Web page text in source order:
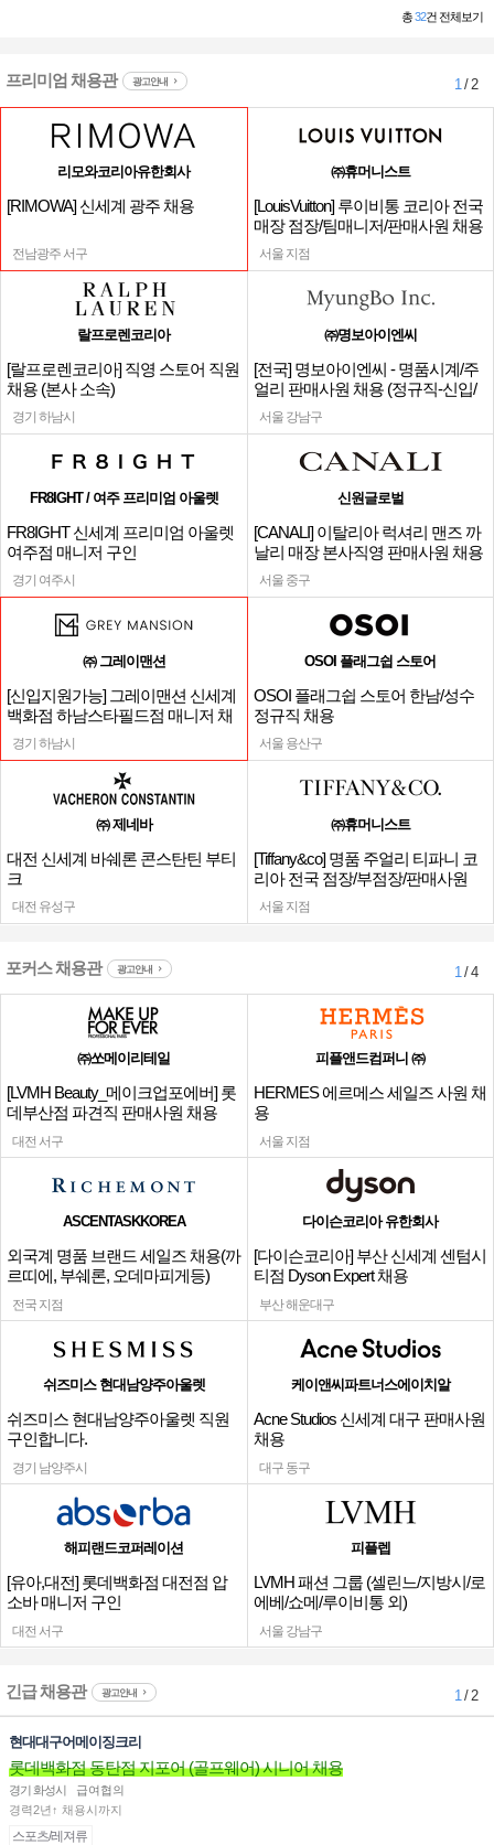
총32건 전체보기
프리미엄 채용관 광고안내 1/ 2
리모와코리아유한회사
[RIMOWA] 신세계 광주 채용
전남광주 서구
㈜휴머니스트
[LouisVuitton] 루이비통 코리아 전국
매장 점장/팀매니저/판매사원 채용
서울 지점
랄프로렌코리아
[랄프로렌코리아] 직영 스토어 직원
채용 (본사 소속)
경기 하남시
㈜명보아이엔씨
[전국] 명보아이엔씨 - 명품시계/주
얼리 판매사원 채용 (정규직-신입/
경력)
서울 강남구
FR8IGHT / 여주 프리미엄 아울렛
FR8IGHT 신세계 프리미엄 아울렛
여주점 매니저 구인
경기 여주시
신원글로벌
[CANALI] 이탈리아 럭셔리 맨즈 까
날리 매장 본사직영 판매사원 채용
서울 중구
㈜ 그레이맨션
[신입지원가능] 그레이맨션 신세계
백화점 하남스타필드점 매니저 채
용
경기 하남시
OSOI 플래그쉽 스토어
OSOI 플래그쉽 스토어 한남/성수
정규직 채용
서울 용산구
㈜ 제네바
대전 신세계 바쉐론 콘스탄틴 부티
크
대전 유성구
㈜휴머니스트
[Tiffany&co] 명품 주얼리 티파니 코
리아 전국 점장/부점장/판매사원
서울 지점
포커스 채용관 광고안내 1/ 4
㈜쏘메이리테일
[LVMH Beauty_메이크업포에버] 롯
데부산점 파견직 판매사원 채용
대전 서구
피플앤드컴퍼니 ㈜
HERMES 에르메스 세일즈 사원 채
용
서울 지점
ASCENTASKKOREA
외국계 명품 브랜드 세일즈 채용(까
르띠에, 부쉐론, 오데마피게등)
전국 지점
다이슨코리아 유한회사
[다이슨코리아] 부산 신세계 센텀시
티점 Dyson Expert 채용
부산 해운대구
쉬즈미스 현대남양주아울렛
쉬즈미스 현대남양주아울렛 직원
구인합니다.
경기 남양주시
케이앤씨파트너스에이치알
Acne Studios 신세계 대구 판매사원
채용
대구 동구
해피랜드코퍼레이션
[유아,대전] 롯데백화점 대전점 압
소바 매니저 구인
대전 서구
피플렙
LVMH 패션 그룹 (셀린느/지방시/로
에베/쇼메/루이비통 외)
서울 강남구
긴급 채용관 광고안내 1/ 2
현대대구어메이징크리
롯데백화점 동탄점 지포어 (골프웨어) 시니어 채용
경기 화성시
급여협의
경력2년↑ 채용시까지
스포츠/레져류